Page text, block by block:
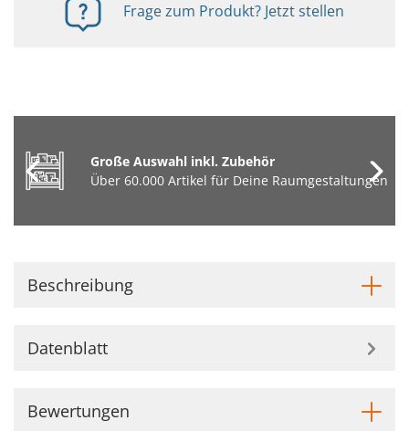
Frage zum Produkt? Jetzt stellen
Große Auswahl inkl. Zubehör
Über 60.000 Artikel für Deine Raumgestaltungen
Beschreibung
Datenblatt
Bewertungen